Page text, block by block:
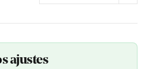
ajustes